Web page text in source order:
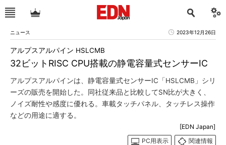
ニュース 2023年12月26日
32ビットRISC CPU搭載の静電容量式センサーIC
アルプスアルパイン HSLCMB
アルプスアルパインは、静電容量式センサーIC「HSLCMB」シリ
ーズの販売を開始した。同社従来品と比較してSN比が大きく、
ノイズ耐性や感度に優れる。車載タッチパネル、タッチレス操作
などの用途に適する。
[EDN Japan]
PC用表示
関連情報